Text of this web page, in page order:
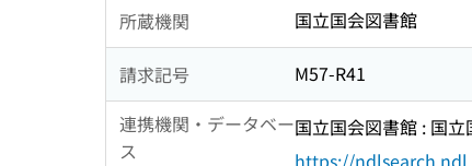
所蔵機関 国立国会図書館
請求記号
M57-R41
連携機関・データベー
ス
国立国会図書館 : 国
https://